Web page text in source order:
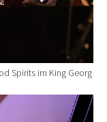
Spirits im King Georg